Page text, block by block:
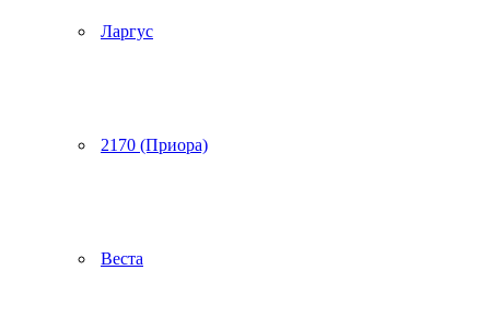
Ларгус
2170 (Приора)
Веста